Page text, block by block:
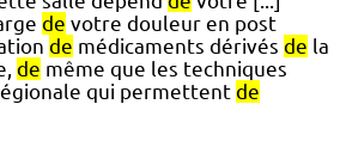
de votre douleur en post
de médicaments dérivés de la
de même que les techniques
qui permettent de